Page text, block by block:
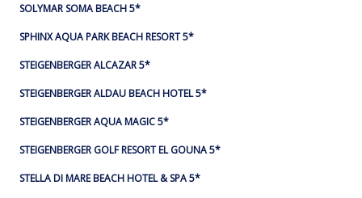
SOLYMAR SOMA BEACH 5*
SPHINX AQUA PARK BEACH RESORT 5*
STEIGENBERGER ALCAZAR 5*
STEIGENBERGER ALDAU BEACH HOTEL 5*
STEIGENBERGER AQUA MAGIC 5*
STEIGENBERGER GOLF RESORT EL GOUNA 5*
STELLA DI MARE BEACH HOTEL & SPA 5*